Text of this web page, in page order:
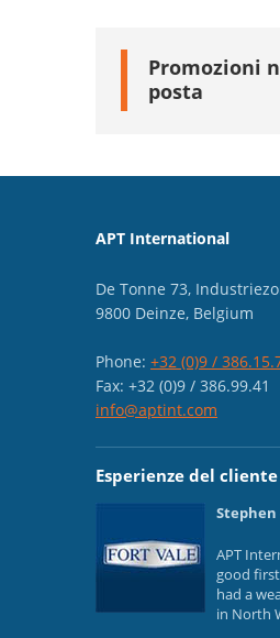
Promozioni
posta
APT International
De Tonne 73,
9800 Deinze, Belgium
Phone: +32 (0)9 /
Fax: +32 (0)9 / 386.99.41
info@aptint.com
Esperienze del
Stephen
APT
good
had a
in North